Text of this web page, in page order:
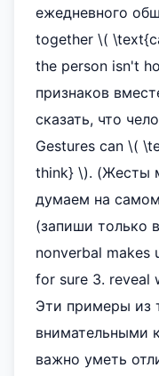
ежедневного
together \(
the person isn't
признаков
сказать, что
Gestures can \(
think} \). (Жесты
думаем на
(запиши только
nonverbal makes
for sure 3. reveal
Эти примеры из
внимательными
важно уметь